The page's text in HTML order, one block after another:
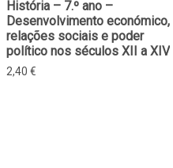
História – 7.º ano –
Desenvolvimento económico,
relações sociais e poder
político nos séculos XII a XIV
2,40 €